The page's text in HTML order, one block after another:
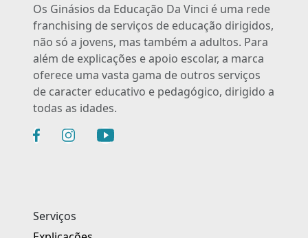
Os Ginásios da Educação Da Vinci é uma rede
franchising de serviços de educação dirigidos,
não só a jovens, mas também a adultos. Para
além de explicações e apoio escolar, a marca
oferece uma vasta gama de outros serviços
de caracter educativo e pedagógico, dirigido a
todas as idades.
Serviços